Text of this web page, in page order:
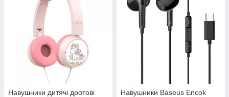
Навушники дитячі дротові
Навушники Baseus Encok